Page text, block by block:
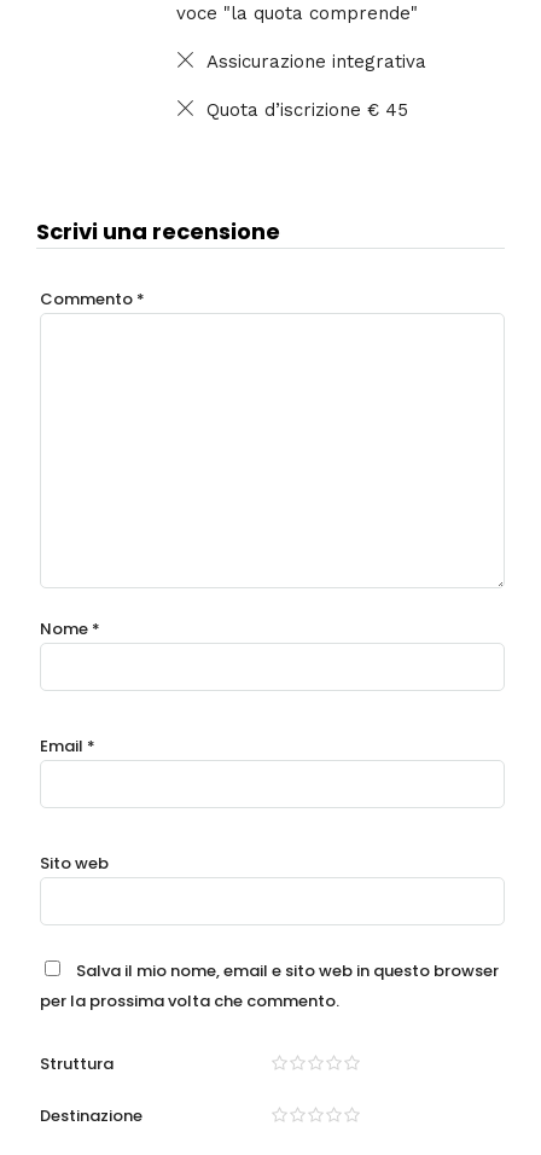
voce "la quota comprende"
Assicurazione integrativa
Quota d’iscrizione € 45
Scrivi una recensione
Commento *
Nome *
Email *
Sito web
Salva il mio nome, email e sito web in questo browser
per la prossima volta che commento.
Struttura
Destinazione